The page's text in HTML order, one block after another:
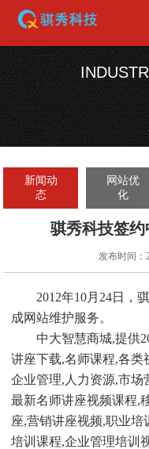
新闻动
态
网站优
化
骐秀科技签
发布时间：
2012年10月24日，
成网站维护服务。
中大智慧商城,提供
讲座下载,名师课程,各
企业管理,人力资源,市场
最新名师讲座视频课程,
座,营销讲座视频,职业
培训课程,企业管理培训